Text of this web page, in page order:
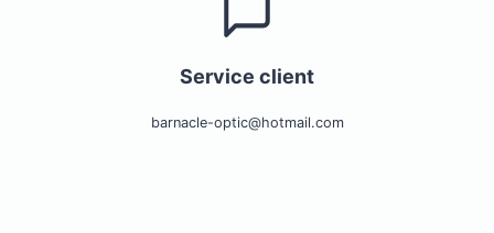
Service client
barnacle-optic@hotmail.com